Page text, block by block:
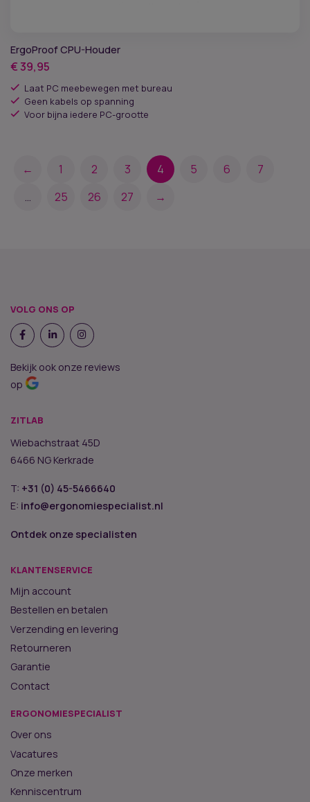
ErgoProof CPU-Houder
€39,95
Laat PC meebewegen met bureau
Geen kabels op spanning
Voor bijna iedere PC-grootte
← 1 2 3 4 5 6
7
…
25 26 27 →
VOLG ONS OP
Bekijk ook onze reviews
op
ZITLAB
Wiebachstraat 45D
6466 NG Kerkrade
T: +31 (0) 45-5466640
E: info@ergonomiespecialist.nl
Ontdek onze specialisten
KLANTENSERVICE
Mijn account
Bestellen en betalen
Verzending en levering
Retourneren
Garantie
Contact
ERGONOMIESPECIALIST
Over ons
Vacatures
Onze merken
Kenniscentrum